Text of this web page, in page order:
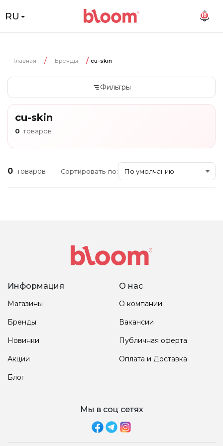
RU 18
Главная Бренды cu-skin
Фильтры
cu-skin
0 товаров
0 товаров Сортировать по:
Информация
Магазины
Бренды
Новинки
Акции
Блог
О нас
О компании
Вакансии
Публичная оферта
Оплата и Доставка
Мы в соц сетях